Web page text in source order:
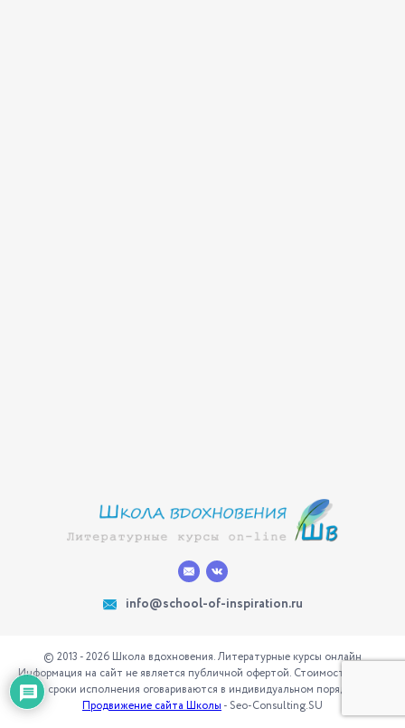
info@school-of-inspiration.ru
© 2013 - 2026 Школа вдохновения. Литературные курсы онлайн
Информация на сайт не является публичной офертой. Стоимость услуг и
сроки исполнения оговариваются в индивидуальном порядке
Продвижение сайта Школы - Seo-Consulting.SU